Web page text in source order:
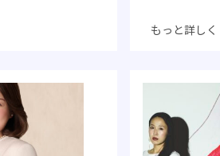
もっと詳しく